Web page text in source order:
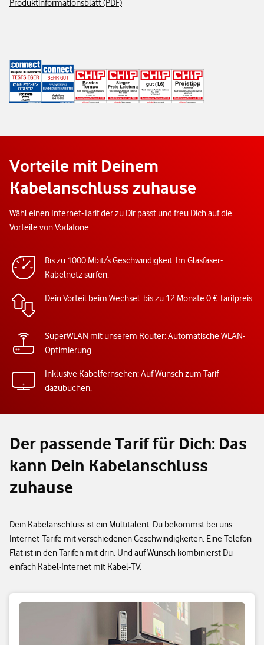
Produktinformationsblatt (PDF)
Vorteile mit Deinem
Kabelanschluss zuhause
Wähl einen Internet-Tarif der zu Dir passt und freu Dich auf die
Vorteile von Vodafone.
Bis zu 1000 Mbit/s Geschwindigkeit: Im Glasfaser-
Kabelnetz surfen.
Dein Vorteil beim Wechsel: bis zu 12 Monate 0 € Tarifpreis.
SuperWLAN mit unserem Router: Automatische WLAN-
Optimierung
Inklusive Kabelfernsehen: Auf Wunsch zum Tarif
dazubuchen.
Der passende Tarif für Dich: Das
kann Dein Kabelanschluss
zuhause
Dein Kabelanschluss ist ein Multitalent. Du bekommst bei uns
Internet-Tarife mit verschiedenen Geschwindigkeiten. Eine Telefon-
Flat ist in den Tarifen mit drin. Und auf Wunsch kombinierst Du
einfach Kabel-Internet mit Kabel-TV.